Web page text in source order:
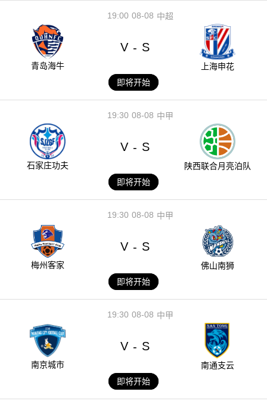
08-08
19:00 中超
青岛海牛
V - S
上海申花
即将开始
08-08
19:30 中甲
石家庄功夫
V - S
陕西联合月亮泊队
即将开始
08-08
19:30 中甲
梅州客家
V - S
佛山南狮
即将开始
08-08
19:30 中甲
南京城市
V - S
南通支云
即将开始